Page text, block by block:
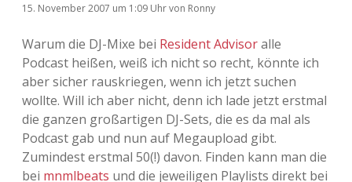
15. November 2007 um 1:09 Uhrvon Ronny
Warum die DJ-Mixe bei Resident Advisoralle
Podcast heißen, weiß ich nicht so recht, könnte ich
aber sicher rauskriegen, wenn ich jetzt suchen
wollte. Will ich aber nicht, denn ich lade jetzt erstmal
die ganzen großartigen DJ-Sets, die es da mal als
Podcast gab und nun auf Megaupload gibt.
Zumindest erstmal 50(!) davon. Finden kann man die
bei mnmlbeats und die jeweiligen Playlists direkt bei